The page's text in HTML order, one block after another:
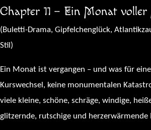
Chapter 11 – Ein Monat voller
(Buletti-Drama, Gipfelchenglück,
Stil)
Ein Monat ist vergangen – und was für
Kurswechsel, keine monumentalen
viele kleine, schöne, schräge, windige,
glitzernde, rutschige und herzerwärmende